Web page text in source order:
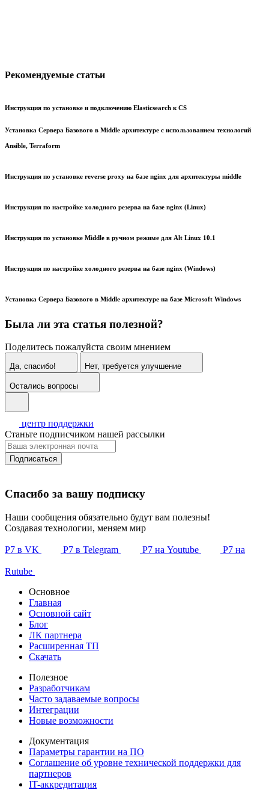
Рекомендуемые статьи
Инструкция по установке и подключению Elasticsearch к CS
Установка Сервера Базового в Middle архитектуре с использованием технологий
Ansible, Terraform
Инструкция по установке reverse proxy на базе nginx для архитектуры middle
Инструкция по настройке холодного резерва на базе nginx (Linux)
Инструкция по установке Middle в ручном режиме для Alt Linux 10.1
Инструкция по настройке холодного резерва на базе nginx (Windows)
Установка Сервера Базового в Middle архитектуре на базе Microsoft Windows
Была ли эта статья полезной?
Поделитесь пожалуйста своим мнением
Да, спасибо! Нет, требуется улучшение
Остались вопросы
центр поддержки
Станьте подписчиком нашей рассылки
Подписаться
Спасибо за вашу подписку
Наши сообщения обязательно будут вам полезны!
Создавая технологии, меняем мир
Р7 в VK Р7 в Telegram Р7 на Youtube Р7 на
Rutube
Основное
Главная
Основной сайт
Блог
ЛК партнера
Расширенная ТП
Скачать
Полезное
Разработчикам
Часто задаваемые вопросы
Интеграции
Новые возможности
Документация
Параметры гарантии на ПО
Соглашение об уровне технической поддержки для
партнеров
IT-аккредитация